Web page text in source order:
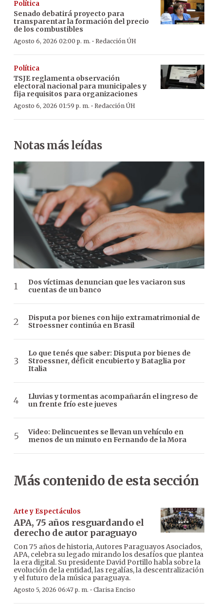
Política
Senado debatirá proyecto para
transparentar la formación del precio
de los combustibles
Agosto 6, 2026 02:00 p. m. · Redacción ÚH
Política
TSJE reglamenta observación
electoral nacional para municipales y
fija requisitos para organizaciones
Agosto 6, 2026 01:59 p. m. · Redacción ÚH
Notas más leídas
Dos víctimas denuncian que les vaciaron sus
cuentas de un banco
Disputa por bienes con hijo extramatrimonial de
Stroessner continúa en Brasil
Lo que tenés que saber: Disputa por bienes de
Stroessner, déficit encubierto y Bataglia por
Italia
Lluvias y tormentas acompañarán el ingreso de
un frente frío este jueves
Video: Delincuentes se llevan un vehículo en
menos de un minuto en Fernando de la Mora
Más contenido de esta sección
Arte y Espectáculos
APA, 75 años resguardando el
derecho de autor paraguayo
Con 75 años de historia, Autores Paraguayos Asociados,
APA, celebra su legado mirando los desafíos que plantea
la era digital. Su presidente David Portillo habla sobre la
evolución de la entidad, las regalías, la descentralización
y el futuro de la música paraguaya.
Agosto 5, 2026 06:47 p. m. · Clarisa Enciso